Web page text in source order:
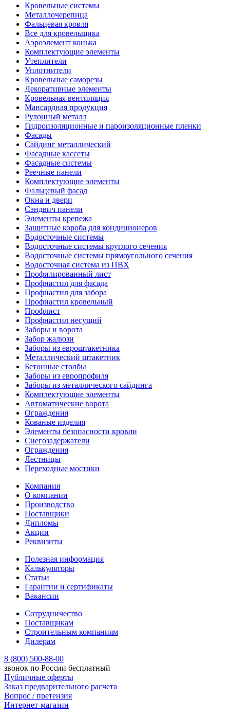
Кровельные системы
Металлочерепица
Фальцевая кровля
Все для кровельщика
Аэроэлемент конька
Комплектующие элементы
Утеплители
Уплотнители
Кровельные саморезы
Декоративные элементы
Кровельная вентиляция
Мансардная продукция
Рулонный металл
Гидроизоляционные и пароизоляционные пленки
Фасады
Сайдинг металлический
Фасадные кассеты
Фасадные системы
Реечные панели
Комплектующие элементы
Фальцевый фасад
Окна и двери
Сэндвич панели
Элементы крепежа
Защитные короба для кондиционеров
Водосточные системы
Водосточные системы круглого сечения
Водосточные системы прямоугольного сечения
Водосточная система из ПВХ
Профилированный лист
Профнастил для фасада
Профнастил для забора
Профнастил кровельный
Профлист
Профнастил несущий
Заборы и ворота
Забор жалюзи
Заборы из евроштакетника
Металлический штакетник
Бетонные столбы
Заборы из европрофиля
Заборы из металлического сайдинга
Комплектующие элементы
Автоматические ворота
Ограждения
Кованые изделия
Элементы безопасности кровли
Снегозадержатели
Ограждения
Лестницы
Переходные мостики
Компания
О компании
Производство
Поставщики
Дипломы
Акции
Реквизиты
Полезная информация
Калькуляторы
Статьи
Гарантии и сертификаты
Вакансии
Сотрудничество
Поставщикам
Строительным компаниям
Дилерам
8 (800) 500-88-00
звонок по России бесплатный
Публичные оферты
Заказ предварительного расчета
Вопрос / претензия
Интернет-магазин